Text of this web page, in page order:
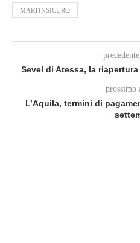
MARTINSICURO
Sevel di Atessa, la
prossimo
L’Aquila, termini di